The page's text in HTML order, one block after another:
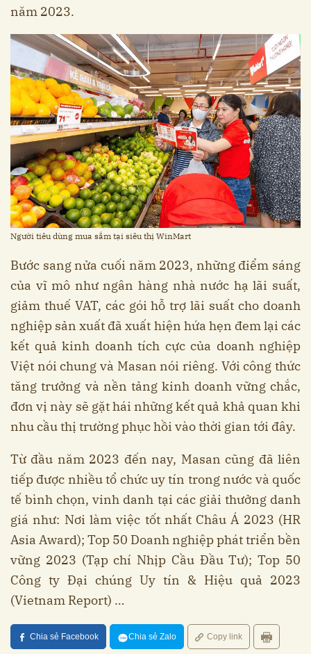
năm 2023.
Người tiêu dùng mua sắm tại siêu thị WinMart
Bước sang nửa cuối năm 2023, những điểm sáng
của vĩ mô như ngân hàng nhà nước hạ lãi suất,
giảm thuế VAT, các gói hỗ trợ lãi suất cho doanh
nghiệp sản xuất đã xuất hiện hứa hẹn đem lại các
kết quả kinh doanh tích cực của doanh nghiệp
Việt nói chung và Masan nói riêng. Với công thức
tăng trưởng và nền tảng kinh doanh vững chắc,
đơn vị này sẽ gặt hái những kết quả khả quan khi
nhu cầu thị trường phục hồi vào thời gian tới đây.
Từ đầu năm 2023 đến nay, Masan cũng đã liên
tiếp được nhiều tổ chức uy tín trong nước và quốc
tế bình chọn, vinh danh tại các giải thưởng danh
giá như: Nơi làm việc tốt nhất Châu Á 2023 (HR
Asia Award); Top 50 Doanh nghiệp phát triển bền
vững 2023 (Tạp chí Nhịp Cầu Đầu Tư); Top 50
Công ty Đại chúng Uy tín & Hiệu quả 2023
(Vietnam Report) …
Chia sẻ Facebook Chia sẻ Zalo Copy link